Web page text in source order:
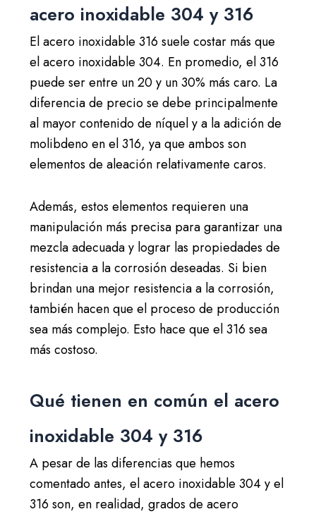
acero inoxidable 304 y 316
El acero inoxidable 316 suele costar más que
el acero inoxidable 304. En promedio, el 316
puede ser entre un 20 y un 30% más caro. La
diferencia de precio se debe principalmente
al mayor contenido de níquel y a la adición de
molibdeno en el 316, ya que ambos son
elementos de aleación relativamente caros.
Además, estos elementos requieren una
manipulación más precisa para garantizar una
mezcla adecuada y lograr las propiedades de
resistencia a la corrosión deseadas. Si bien
brindan una mejor resistencia a la corrosión,
también hacen que el proceso de producción
sea más complejo. Esto hace que el 316 sea
más costoso.
Qué tienen en común el acero
inoxidable 304 y 316
A pesar de las diferencias que hemos
comentado antes, el acero inoxidable 304 y el
316 son, en realidad, grados de acero